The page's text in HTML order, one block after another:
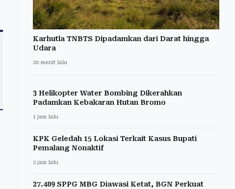
Karhutla TNBTS Dipadamkan dari Darat hingga
Udara
20 menit lalu
3 Helikopter Water Bombing Dikerahkan
Padamkan Kebakaran Hutan Bromo
1 jam lalu
KPK Geledah 15 Lokasi Terkait Kasus Bupati
Pemalang Nonaktif
2 jam lalu
27.489 SPPG MBG Diawasi Ketat, BGN Perkuat